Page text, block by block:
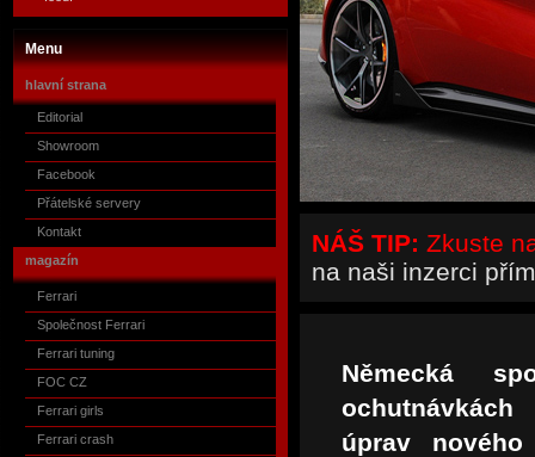
Menu
hlavní strana
Editorial
Showroom
Facebook
Přátelské servery
Kontakt
magazín
Ferrari
Společnost Ferrari
Ferrari tuning
FOC CZ
Ferrari girls
Ferrari crash
NÁŠ TIP: Zkuste
na naši inzerci
Německá
úprav